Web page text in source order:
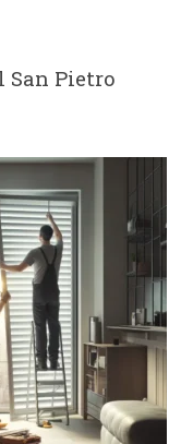
San Pietro